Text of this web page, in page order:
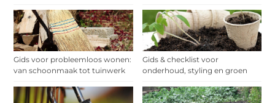
Gids voor probleemloos wonen:
van schoonmaak tot tuinwerk
Gids & checklist voor
onderhoud, styling en groen